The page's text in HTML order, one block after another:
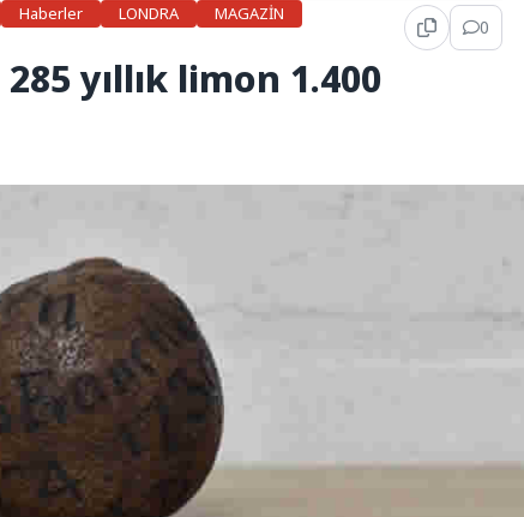
Haberler LONDRA
MAGAZİN
0
yıllık limon 1.400